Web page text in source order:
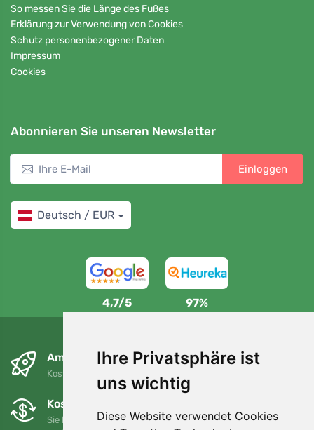
Ihre Privatsphäre ist
uns wichtig
Diese Website verwendet Cookies
So messen Sie die Länge des Fußes
Erklärung zur Verwendung von Cookies
Schutz personenbezogener Daten
Impressum
Cookies
Abonnieren Sie unseren Newsletter
Einloggen
Deutsch / EUR
4,7/5 97%
Am nächsten Tag und kostenlos
Kostenloser Versand für Bestellungen über 80 EUR
Kostenloser Umtausch und Rückgabe
Sie können Ihre Bestellung jederzeit innerhalb von 90 Tagen